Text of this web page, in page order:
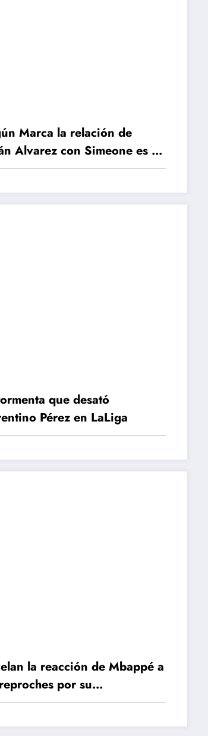
Marca la relación de
Alvarez con Simeone es un
inestable
que desató
Pérez en LaLiga
la reacción de Mbappé a
por su